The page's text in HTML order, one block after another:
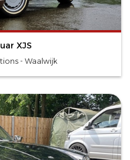
XJS
- Waalwijk